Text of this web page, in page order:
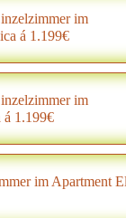
im
á 1.199€
im
1.199€
im Apartment